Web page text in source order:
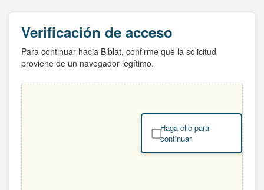
Verificación de acceso
Para continuar hacia Biblat, confirme que la solicitud
proviene de un navegador legítimo.
Haga clic para
continuar